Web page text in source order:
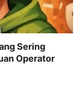
Sering
Operator